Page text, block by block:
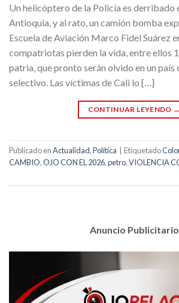
Un helicóptero de la Policía es derribado
Antioquia, y al rato, un camión bomba
Escuela de Aviación Marco Fidel Suárez
compatriotas pierden la vida, entre ellos
patria, que pronto serán olvido en un país
selectivo. Las víctimas de Cali lo […]
CONTINUAR LEYENDO →
Publicado enActualidad,Política Etiquetado
CAMBIO,OJO CON EL 2026,petro,VIOLENCIA
Anuncio Publicitario